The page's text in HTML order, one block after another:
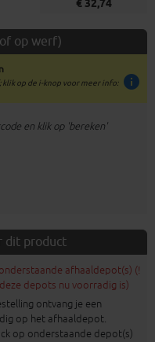
€ 32,74
op werf)
info
op de i-knop voor meer info:
en klik op 'bereken'
dit product
afhaaldepot(s) (!
depots nu voorradig is)
ontvang je een
op het afhaaldepot.
op onderstaande depot(s)